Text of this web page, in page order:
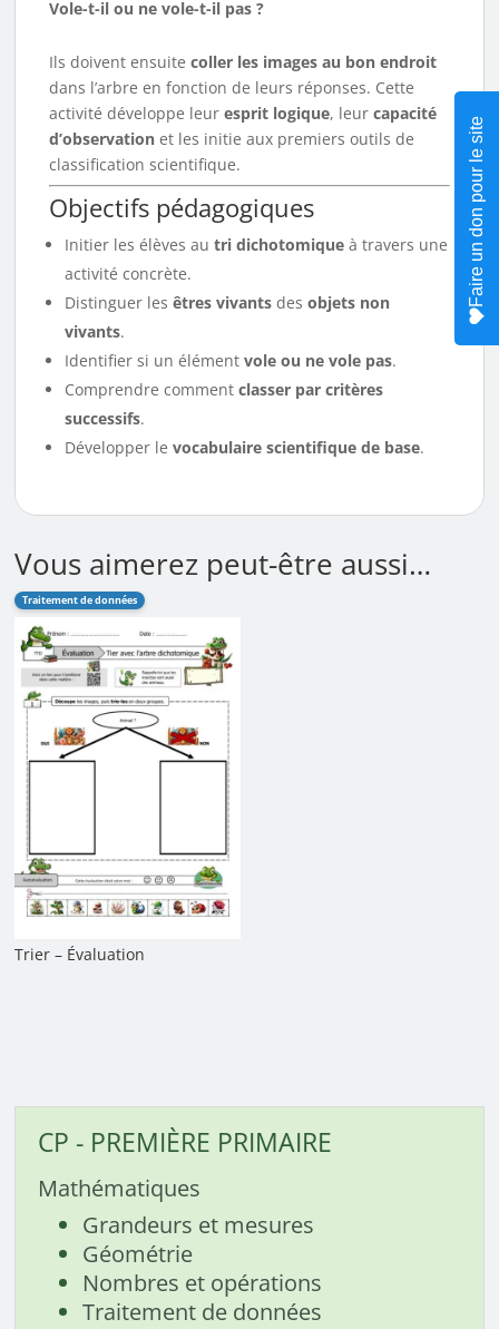
Vole-t-il ou ne vole-t-il pas ?
Ils doivent ensuitecoller les images au bon endroit
dans l’arbre en fonction de leurs réponses. Cette
activité développe leuresprit logique, leurcapacité
d’observation et les initie aux premiers outils de
classification scientifique.
Objectifs pédagogiques
Initier les élèves autri dichotomique à travers une
activité concrète.
Distinguer lesêtres vivants desobjets non
vivants.
Identifier si un élémentvole ou ne vole pas.
Comprendre commentclasser par critères
successifs.
Développer levocabulaire scientifique de base.
Vous aimerez peut-être aussi…
Traitement de données
Trier – Évaluation
CP - PREMIÈRE PRIMAIRE
Mathématiques
Grandeurs et mesures
Géométrie
Nombres et opérations
Traitement de données
Faire un don pour le site